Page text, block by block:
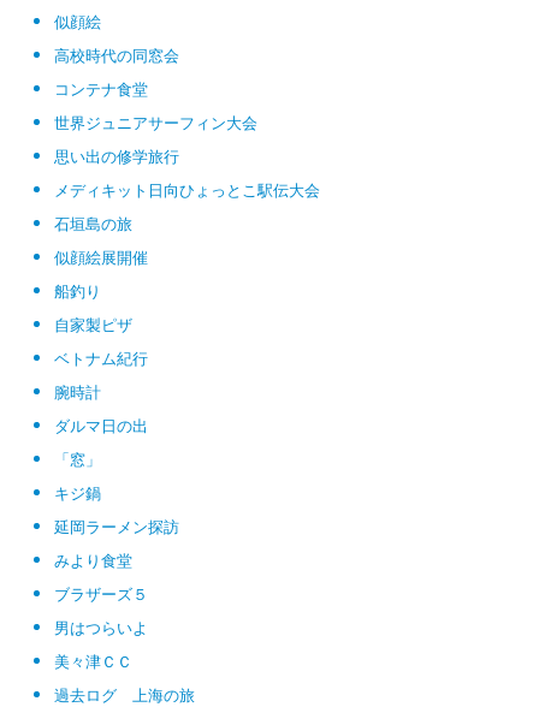
似顔絵
高校時代の同窓会
コンテナ食堂
世界ジュニアサーフィン大会
思い出の修学旅行
メディキット日向ひょっとこ駅伝大会
石垣島の旅
似顔絵展開催
船釣り
自家製ピザ
ベトナム紀行
腕時計
ダルマ日の出
「窓」
キジ鍋
延岡ラーメン探訪
みより食堂
ブラザーズ５
男はつらいよ
美々津ＣＣ
過去ログ 上海の旅